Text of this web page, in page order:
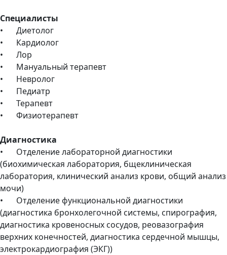
Специалисты
•
Диетолог
•
Кардиолог
•
Лор
•
Мануальный терапевт
•
Невролог
•
Педиатр
•
Терапевт
•
Физиотерапевт
Диагностика
•
Отделение лабораторной диагностики
(биохимическая лаборатория, бщеклиническая
лаборатория, клинический анализ крови, общий анализ
мочи)
•
Отделение функциональной диагностики
(диагностика бронхолегочной системы, спирография,
диагностика кровеносных сосудов, реовазография
верхних конечностей, диагностика сердечной мышцы,
электрокардиография (ЭКГ))